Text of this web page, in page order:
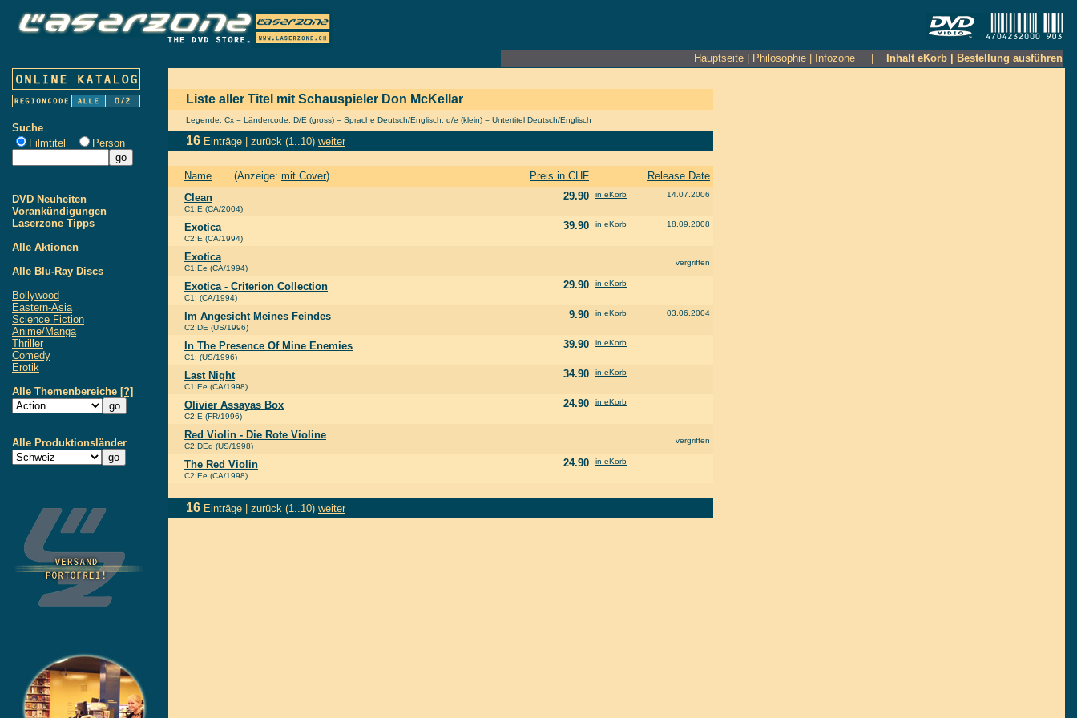
Hauptseite Philosophie Infozone Inhalt eKorb Bestellung ausführen
Suche
Filmtitel
Person
DVD Neuheiten
Vorankündigungen
Laserzone Tipps
Alle Aktionen
Alle Blu-Ray Discs
Bollywood
Eastern-Asia
Science Fiction
Anime/Manga
Thriller
Comedy
Erotik
Alle Themenbereiche [?]
Alle Produktionsländer
Liste aller Titel mit Schauspieler Don McKellar
Legende: Cx = Ländercode, D/E (gross) = Sprache Deutsch/Englisch, d/e (klein) = Untertitel Deutsch/Englisch
16 Einträge | zurück (1..10) weiter
Name (Anzeige: mit Cover) Preis in CHF
Release Date
Clean
C1:E (CA/2004)
29.90 in eKorb 14.07.2006
Exotica
C2:E (CA/1994)
39.90 in eKorb 18.09.2008
Exotica
C1:Ee (CA/1994)
vergriffen
Exotica - Criterion Collection
C1: (CA/1994)
29.90 in eKorb
Im Angesicht Meines Feindes
C2:DE (US/1996)
9.90 in eKorb 03.06.2004
In The Presence Of Mine Enemies
C1: (US/1996)
39.90 in eKorb
Last Night
C1:Ee (CA/1998)
34.90 in eKorb
Olivier Assayas Box
C2:E (FR/1996)
24.90 in eKorb
Red Violin - Die Rote Violine
C2:DEd (US/1998)
vergriffen
The Red Violin
C2:Ee (CA/1998)
24.90 in eKorb
16 Einträge | zurück (1..10) weiter